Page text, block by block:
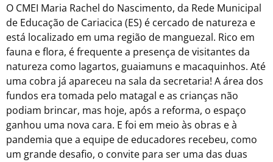
O CMEI Maria Rachel do Nascimento, da Rede Municipal
de Educação de Cariacica (ES) é cercado de natureza e
está localizado em uma região de manguezal. Rico em
fauna e flora, é frequente a presença de visitantes da
natureza como lagartos, guaiamuns e macaquinhos. Até
uma cobra já apareceu na sala da secretaria! A área dos
fundos era tomada pelo matagal e as crianças não
podiam brincar, mas hoje, após a reforma, o espaço
ganhou uma nova cara. E foi em meio às obras e à
pandemia que a equipe de educadores recebeu, como
um grande desafio, o convite para ser uma das duas